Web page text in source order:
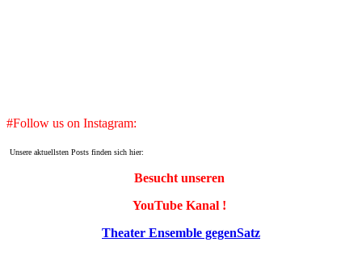
#Follow us on Instagram:
Unsere aktuellsten Posts finden sich hier:
Besucht unseren
YouTube Kanal !
Theater Ensemble gegenSatz